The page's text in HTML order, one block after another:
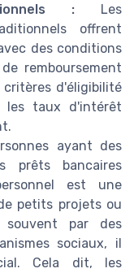
: Les
offrent
des conditions
remboursement
d'éligibilité
taux d'intérêt
ayant des
prêts bancaires
est une
petits projets ou
souvent par des
sociaux, il
Cela dit, les